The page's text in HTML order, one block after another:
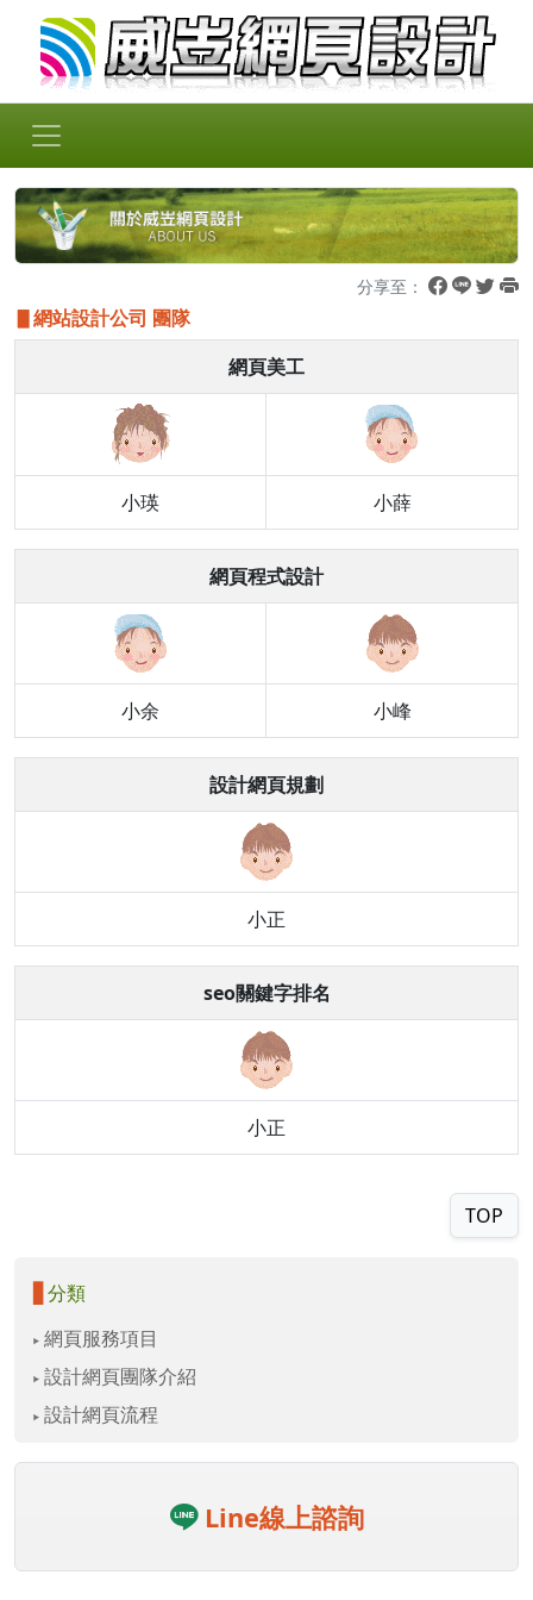
分類
網頁服務項目
設計網頁團隊介紹
設計網頁流程
Line線上諮詢
分享至：
網站設計公司 團隊
網頁美工
小瑛 小薛
網頁程式設計
小余 小峰
設計網頁規劃
小正
seo關鍵字排名
小正
TOP